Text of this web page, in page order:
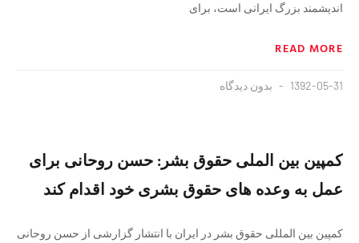
اندیشمند بزرگ ایرانی است، برای
READ MORE
1392-05-31 بدون دیدگاه
کمپین بین الملی حقوق بشر: حسن روحانی برای
عمل به وعده های حقوق بشری خود اقدام کند
کمپین بین المللی حقوق بشر در ایران با انتشار گزارشی از حسن روحانی